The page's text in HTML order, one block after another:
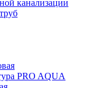
канализации
PRO AQUA